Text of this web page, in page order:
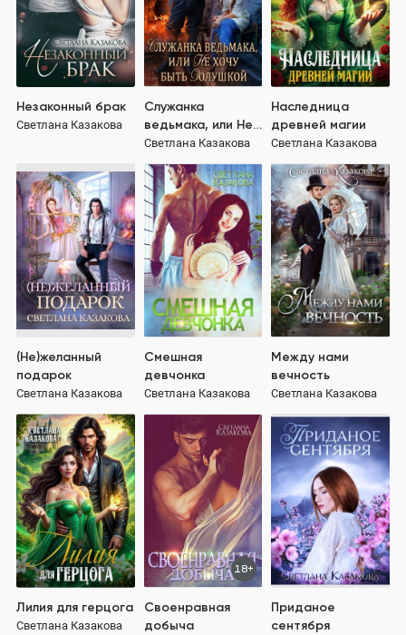
Незаконный брак
Светлана Казакова
Служанка
ведьмака, или Не
хочу быть
Золушкой
Светлана Казакова
Наследница
древней магии
Светлана Казакова
(Не)желанный
подарок
Светлана Казакова
Смешная
девчонка
Светлана Казакова
Между нами
вечность
Светлана Казакова
Лилия для герцога
Светлана Казакова
18+
Своенравная
добыча
Приданое
сентября